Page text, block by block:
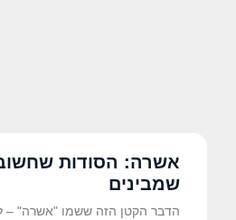
אשרה: הסודות
שמבינים
הדבר הקטן הזה ששמו "אשרה" –